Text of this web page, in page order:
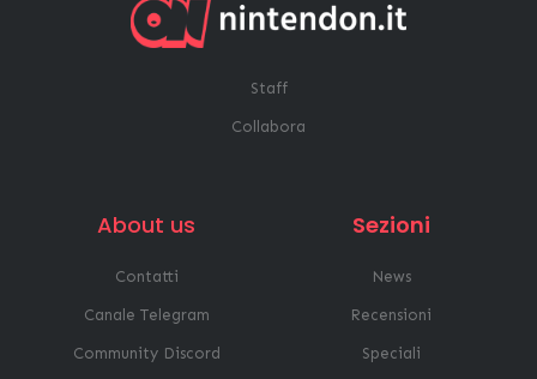
Staff
Collabora
About us
Contatti
Canale Telegram
Community Discord
Sezioni
News
Recensioni
Speciali